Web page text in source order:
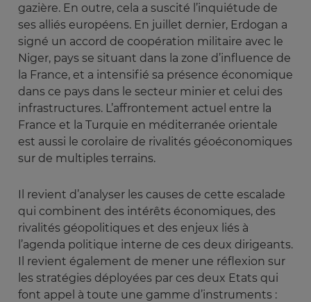
gazière. En outre, cela a suscité l’inquiétude de
ses alliés européens. En juillet dernier, Erdogan a
signé un accord de coopération militaire avec le
Niger, pays se situant dans la zone d’influence de
la France, et a intensifié sa présence économique
dans ce pays dans le secteur minier et celui des
infrastructures. L’affrontement actuel entre la
France et la Turquie en méditerranée orientale
est aussi le corolaire de rivalités géoéconomiques
sur de multiples terrains.
Il revient d’analyser les causes de cette escalade
qui combinent des intérêts économiques, des
rivalités géopolitiques et des enjeux liés à
l’agenda politique interne de ces deux dirigeants.
Il revient également de mener une réflexion sur
les stratégies déployées par ces deux Etats qui
font appel à toute une gamme d’instruments :